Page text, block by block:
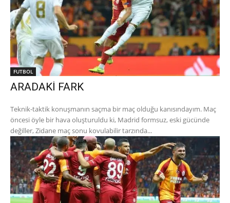
FUTBOL
ARADAKİ FARK
Teknik-taktik konuşmanın saçma bir maç olduğu kanısındayım. Maç
öncesi öyle bir hava oluşturuldu ki, Madrid formsuz, eski gücünde
değiller, Zidane maç sonu kovulabilir tarzında...